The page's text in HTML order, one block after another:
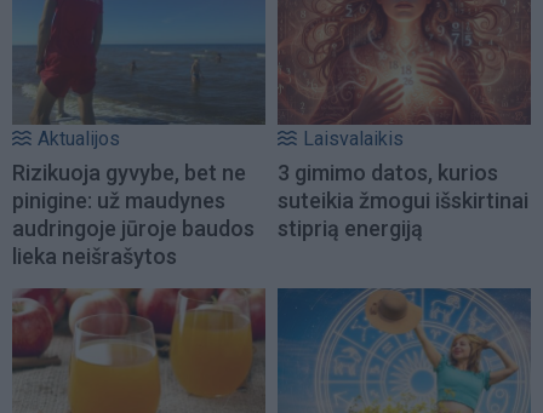
Aktualijos
Rizikuoja gyvybe, bet ne
pinigine: už maudynes
audringoje jūroje baudos
lieka neišrašytos
Laisvalaikis
3 gimimo datos, kurios
suteikia žmogui išskirtinai
stiprią energiją